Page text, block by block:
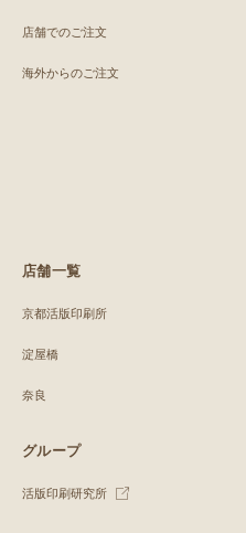
店舗でのご注文
海外からのご注文
店舗一覧
京都活版印刷所
淀屋橋
奈良
グループ
活版印刷研究所